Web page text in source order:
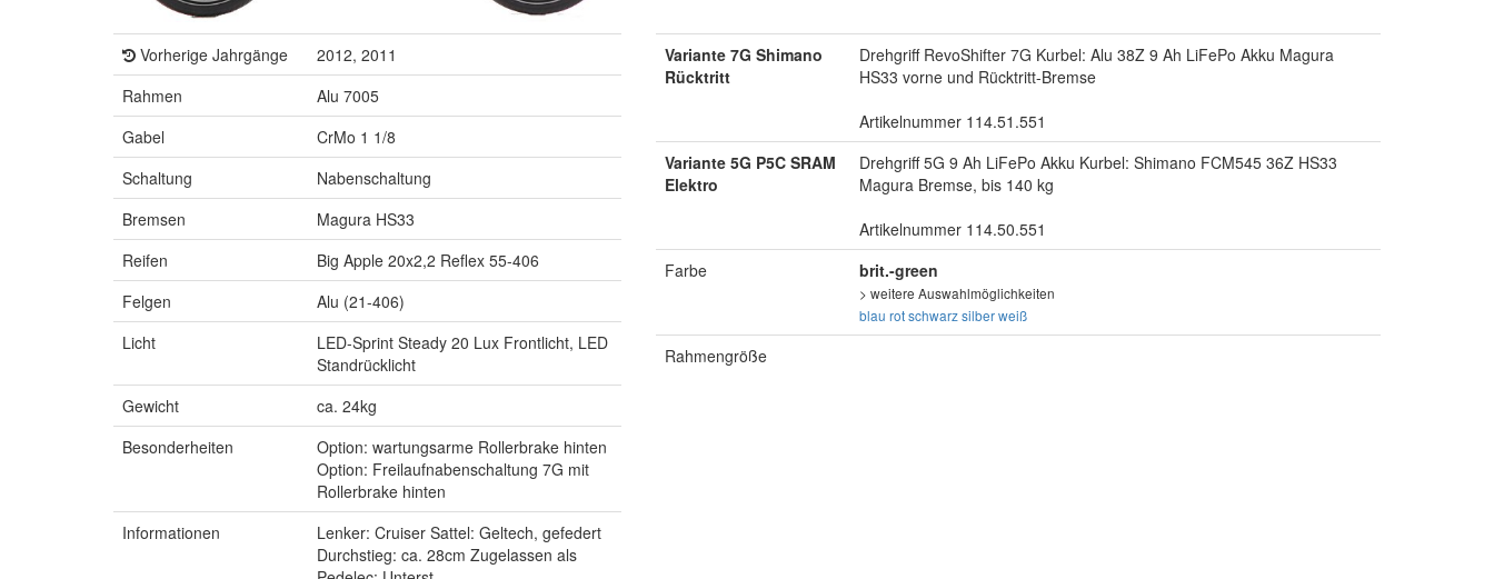
Vorherige Jahrgänge
2012, 2011
Rahmen
Alu 7005
Gabel
CrMo 1 1/8
Schaltung
Nabenschaltung
Bremsen
Magura HS33
Reifen
Big Apple 20x2,2 Reflex 55-406
Felgen
Alu (21-406)
Licht
LED-Sprint Steady 20 Lux Frontlicht, LED
Standrücklicht
Gewicht
ca. 24kg
Besonderheiten
Option: wartungsarme Rollerbrake hinten
Option: Freilaufnabenschaltung 7G mit
Rollerbrake hinten
Informationen
Lenker: Cruiser Sattel: Geltech, gefedert
Durchstieg: ca. 28cm Zugelassen als
Variante 7G Shimano
Rücktritt
Drehgriff RevoShifter 7G Kurbel: Alu 38Z 9 Ah LiFePo Akku Magura
HS33 vorne und Rücktritt-Bremse
Artikelnummer 114.51.551
Variante 5G P5C SRAM
Elektro
Drehgriff 5G 9 Ah LiFePo Akku Kurbel: Shimano FCM545 36Z HS33
Magura Bremse, bis 140 kg
Artikelnummer 114.50.551
Farbe
brit.-green
> weitere Auswahlmöglichkeiten
blau rot schwarz silber weiß
Rahmengröße